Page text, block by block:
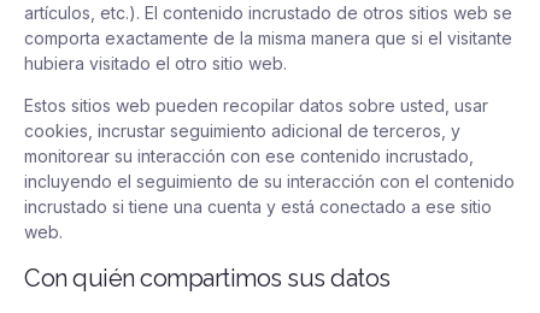
artículos, etc.). El contenido incrustado de otros sitios web se
comporta exactamente de la misma manera que si el visitante
hubiera visitado el otro sitio web.
Estos sitios web pueden recopilar datos sobre usted, usar
cookies, incrustar seguimiento adicional de terceros, y
monitorear su interacción con ese contenido incrustado,
incluyendo el seguimiento de su interacción con el contenido
incrustado si tiene una cuenta y está conectado a ese sitio
web.
Con quién compartimos sus datos